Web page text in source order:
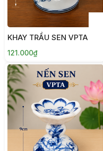
KHAY TRẦU SEN VPTA
121.000₫